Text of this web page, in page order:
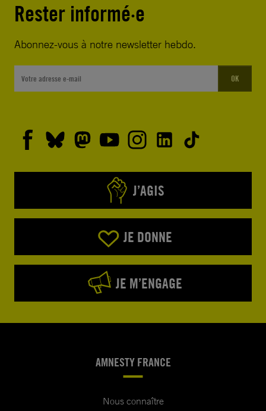
Rester informé·e
Abonnez-vous à notre newsletter hebdo.
OK
J’AGIS
JE DONNE
JE M’ENGAGE
AMNESTY FRANCE
Nous connaître